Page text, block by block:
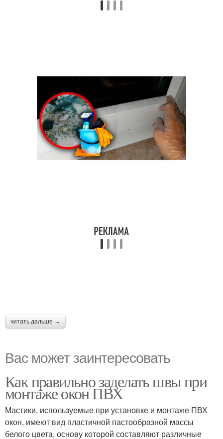
читать дальше →
Вас может заинтересовать
Как правильно заделать швы при
монтаже окон ПВХ
Мастики, используемые при установке и монтаже ПВХ
окон, имеют вид пластичной пастообразной массы
белого цвета, основу которой составляют различные